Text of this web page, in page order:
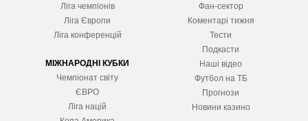
Ліга чемпіонів
Ліга Європи
Ліга конференцій
МІЖНАРОДНІ КУБКИ
Чемпіонат світу
ЄВРО
Ліга націй
Фан-сектор
Коментарі тижня
Тести
Подкасти
Наші відео
Футбол на ТБ
Прогнози
Новини казино